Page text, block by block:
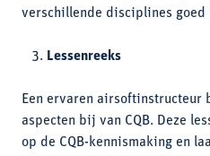
verschillende disciplines goed
Lessenreeks
Een ervaren airsoftinstructeur
aspecten bij van CQB. Deze
op de CQB-kennismaking en